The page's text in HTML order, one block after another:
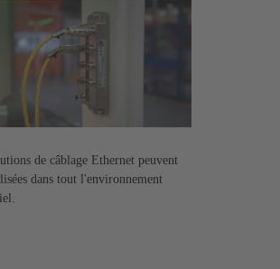
de câblage Ethernet peuvent
dans tout l'environnement